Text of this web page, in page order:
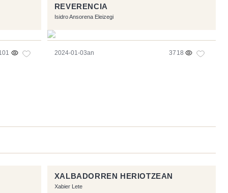
REVERENCIA
Isidro Ansorena Eleizegi
2024-01-03an 3718
XALBADORREN HERIOTZEAN
Xabier Lete